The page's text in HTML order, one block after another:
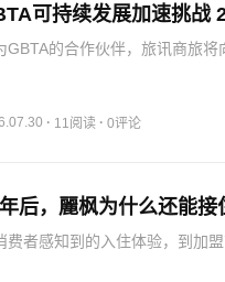
可持续发展加速挑战
GBTA的合作伙伴，旅讯商旅将
全… · 11阅读 · 0评论
后，麗枫为什么还能接
费者感知到的入住体验，到加